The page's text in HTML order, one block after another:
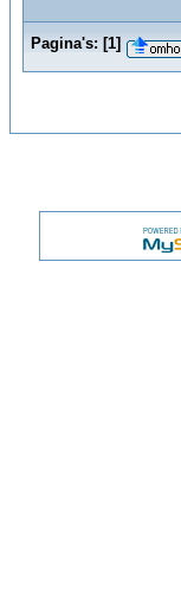
Pagina's: [1]